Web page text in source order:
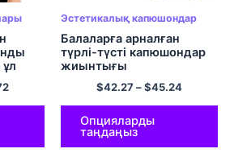
Эстетикалық капюшондар
Балаларға арналған
түрлі-түсті капюшондар
жиынтығы
$42.27–$45.24
Опцияларды
таңдаңыз